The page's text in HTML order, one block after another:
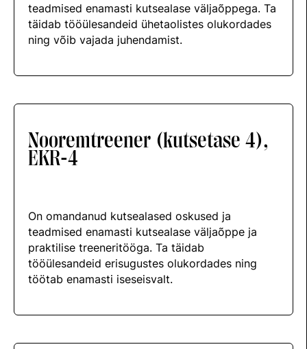
Välisvõistlustel Osaleja Meelespea
Edetabelid
Mänedžer Ja Komitee
Välisvõistlustel Osaleja Meelespea
teadmised enamasti kutsealase väljaõppega. Ta
täidab tööülesandeid ühetaolistes olukordades
ning võib vajada juhendamist.
Nooremtreener (kutsetase 4),
EKR-4
On omandanud kutsealased oskused ja
teadmised enamasti kutsealase väljaõppe ja
praktilise treeneritööga. Ta täidab
tööülesandeid erisugustes olukordades ning
töötab enamasti iseseisvalt.